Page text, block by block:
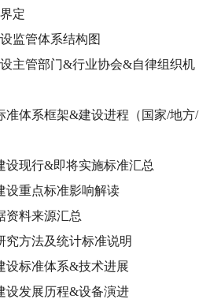
定
监管体系结构图
主管部门&行业协会&自律组织机
准体系框架&建设进程（国家/地方/
设现行&即将实施标准汇总
设重点标准影响解读
资料来源汇总
究方法及统计标准说明
设标准体系&技术进展
设发展历程&设备演进